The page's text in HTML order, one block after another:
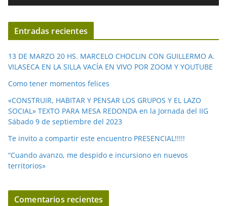
í
d
e
o
Entradas recientes
13 DE MARZO 20 HS. MARCELO CHOCLIN CON GUILLERMO A.
VILASECA EN LA SILLA VACÍA EN VIVO POR ZOOM Y YOUTUBE
Como tener momentos felices
«CONSTRUIR, HABITAR Y PENSAR LOS GRUPOS Y EL LAZO
SOCIAL» TEXTO PARA MESA REDONDA en la Jornada del IIG
Sábado 9 de septiembre del 2023
Te invito a compartir este encuentro PRESENCIAL!!!!!
“Cuando avanzo, me despido e incursiono en nuevos
territorios»
Comentarios recientes